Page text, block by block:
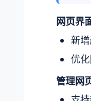
网页界
新
优
管理网